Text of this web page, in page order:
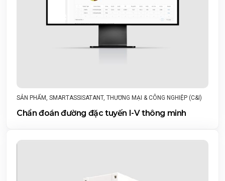
SẢN PHẨM SMARTASSISATANT, THƯƠNG MẠI & CÔNG NGHIỆP (C&I)
Chẩn đoán đường đặc tuyến I-V thông minh